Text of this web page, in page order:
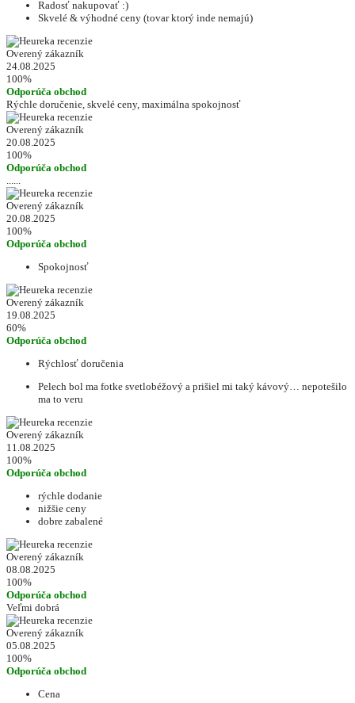
Radosť nakupovať :)
Skvelé & výhodné ceny (tovar ktorý inde nemajú)
Overený zákazník
24.08.2025
100%
Odporúča obchod
Rýchle doručenie, skvelé ceny, maximálna spokojnosť
Overený zákazník
20.08.2025
100%
Odporúča obchod
......
Overený zákazník
20.08.2025
100%
Odporúča obchod
Spokojnosť
Overený zákazník
19.08.2025
60%
Odporúča obchod
Rýchlosť doručenia
Pelech bol ma fotke svetlobéžový a prišiel mi taký kávový… nepotešilo
ma to veru
Overený zákazník
11.08.2025
100%
Odporúča obchod
rýchle dodanie
nižšie ceny
dobre zabalené
Overený zákazník
08.08.2025
100%
Odporúča obchod
Veľmi dobrá
Overený zákazník
05.08.2025
100%
Odporúča obchod
Cena